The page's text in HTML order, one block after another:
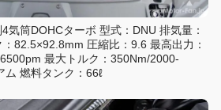
気筒DOHCターボ 型式：DNU 排気量：
82.5×92.8mm 圧縮比：9.6 最高出力：
最大トルク：350Nm/2000-
ム 燃料タンク：66ℓ